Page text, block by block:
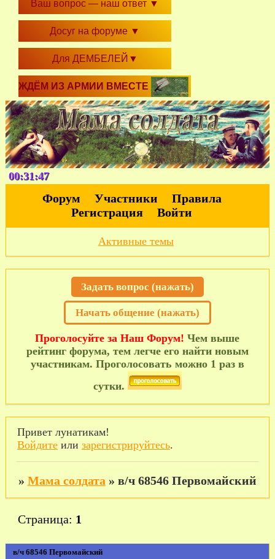
Ваш вопрос — наш ответ ▼
Досуг на форуме ▼
Для ДЕМБЕЛЕЙ ▼
ЖДЁМ ИЗ АРМИИ ВМЕСТЕ
00:31:47
Форум Участники
Правила
Регистрация
Войти
Активные темы
Задать вопрос (нажать)
Начать общение (нажать)
Проголосуйте за Наш Форум! Чем выше
рейтинг форума, тем легче его найти новым
участникам. Проголосовать можно 1 раз в
сутки.
Привет лунатикам!
Войдитеили зарегистрируйтесь.
» Мама солдата » в/ч 68546 Первомайский
в/ч 68546 Первомайский
Страница: 1